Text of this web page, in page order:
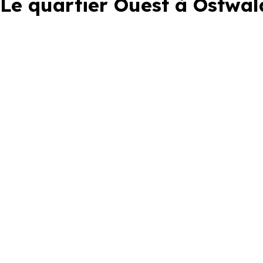
Le quartier Ouest à